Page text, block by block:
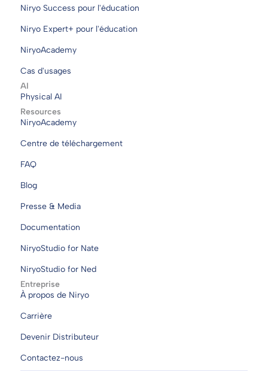
Niryo Success pour l'éducation
Niryo Expert+ pour l'éducation
NiryoAcademy
Cas d'usages
AI
Physical AI
Resources
NiryoAcademy
Centre de téléchargement
FAQ
Blog
Presse & Media
Documentation
NiryoStudio for Nate
NiryoStudio for Ned
Entreprise
À propos de Niryo
Carrière
Devenir Distributeur
Contactez-nous